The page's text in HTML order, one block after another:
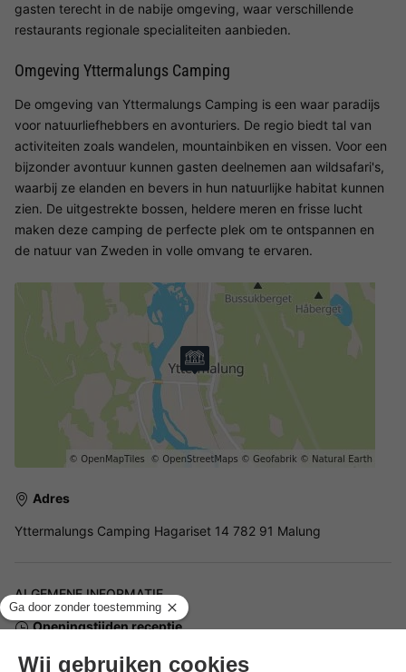
gasten terecht in de nabije omgeving, waar verschillende
restaurants regionale specialiteiten aanbieden.
Omgeving Yttermalungs Camping
De omgeving van Yttermalungs Camping is een waar paradijs
voor natuurliefhebbers en avonturiers. De regio biedt tal van
activiteiten zoals wandelen, mountainbiken en vissen. Voor een
bijzonder avontuur kunnen gasten deelnemen aan wildsafari's,
waarbij ze elanden en bevers in hun natuurlijke habitat kunnen
zien. De uitgestrekte bossen, heldere meren en frisse lucht
maken deze camping de perfecte plek om te ontspannen en
de natuur van Zweden in volle omvang te ervaren.
Adres
Yttermalungs Camping Hagariset 14 782 91 Malung
ALGEMENE INFORMATIE
Openingstijden receptie
Het gehele jaar, , open van 09:00 tot 17:00 uur